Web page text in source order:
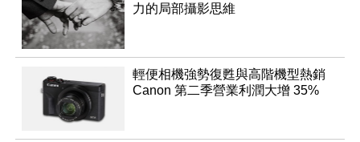
力的局部攝影思維
輕便相機強勢復甦與高階機型熱銷
Canon 第二季營業利潤大增 35%